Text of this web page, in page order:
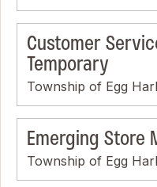
Customer
Temporary
Township of Egg
Emerging Store
Township of Egg